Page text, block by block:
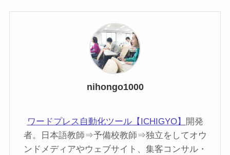
nihongo1000
ワードプレス自動化ツール【ICHIGYO】
開発
者。日本語教師⇒予備校教師⇒独立をしてオウ
ンドメディアやウェブサイト、集客コンサル・